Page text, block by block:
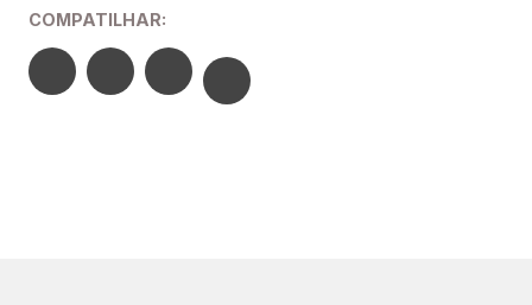
COMPATILHAR: